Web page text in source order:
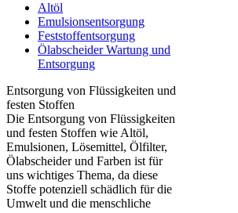
Altöl
Emulsionsentsorgung
Feststoffentsorgung
Ölabscheider Wartung und
Entsorgung
Entsorgung von Flüssigkeiten und
festen Stoffen
Die Entsorgung von Flüssigkeiten
und festen Stoffen wie Altöl,
Emulsionen, Lösemittel, Ölfilter,
Ölabscheider und Farben ist für
uns wichtiges Thema, da diese
Stoffe potenziell schädlich für die
Umwelt und die menschliche